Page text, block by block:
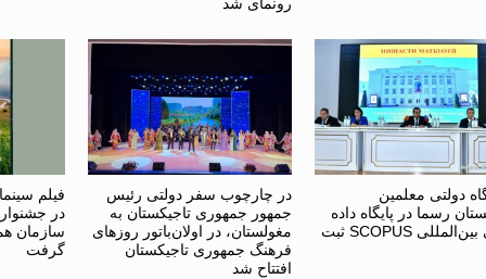
رونمای شد
دولتی معلمین
رسما در پایگاه داده
علمی بین‌المللی SCOPUS ثبت
در چارچوب سفر دولتی رئیس
جمهور جمهوری تاجیکستان به
مغولستان، در اولان‌باتور روزهای
فرهنگ جمهوری تاجیکستان
افتتاح شد
فیلم
در
سازمان
گرفت